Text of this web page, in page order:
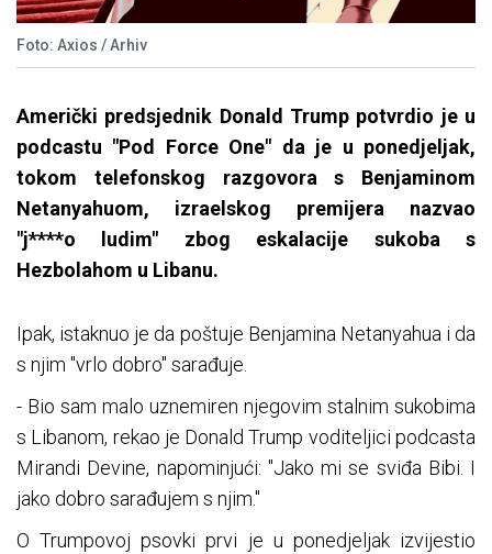
Foto: Axios / Arhiv
Američki predsjednik Donald Trump potvrdio je u
podcastu "Pod Force One" da je u ponedjeljak,
tokom telefonskog razgovora s Benjaminom
Netanyahuom, izraelskog premijera nazvao
"j****o ludim" zbog eskalacije sukoba s
Hezbolahom u Libanu.
Ipak, istaknuo je da poštuje Benjamina Netanyahua i da
s njim "vrlo dobro" sarađuje.
- Bio sam malo uznemiren njegovim stalnim sukobima
s Libanom, rekao je Donald Trump voditeljici podcasta
Mirandi Devine, napominjući: "Jako mi se sviđa Bibi. I
jako dobro sarađujem s njim."
O Trumpovoj psovki prvi je u ponedjeljak izvijestio